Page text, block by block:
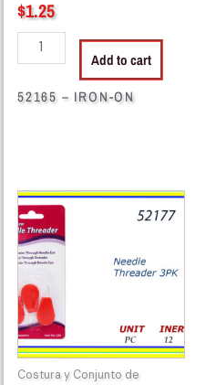
$1.25
Add to cart
52165 – IRON-ON
Costura y Conjunto de
52177
-
NEEDLE
THREADER
quantity